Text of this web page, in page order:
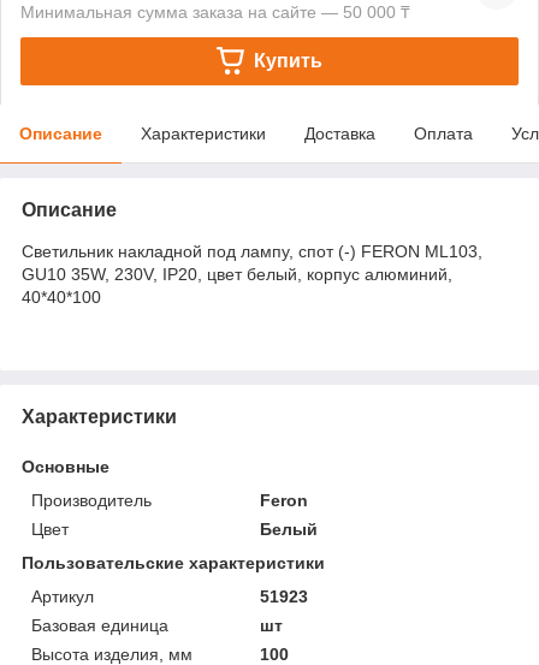
Минимальная сумма заказа на сайте — 50 000 ₸
Купить
Описание Характеристики Доставка Оплата
Описание
Светильник накладной под лампу, спот (-) FERON ML103,
GU10 35W, 230V, IP20, цвет белый, корпус алюминий,
40*40*100
Характеристики
Основные
Производитель
Feron
Цвет
Белый
Пользовательские характеристики
Артикул
51923
Базовая единица
шт
Высота изделия, мм
100